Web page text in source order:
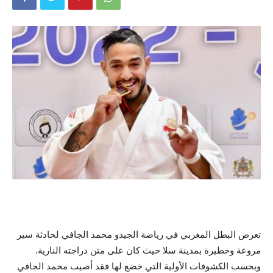
تعرض البطل المغربي في رياضة الجيدو محمد الجافي لحادثة سير
مروعة وخطيرة بمدينة سلا حيث كان على متن دراجته النارية.
وبحسب الكشوفات الأولية التي خضع لها فقد أصيب محمد الجافي